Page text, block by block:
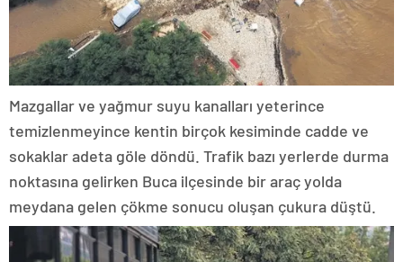
Mazgallar ve yağmur suyu kanalları yeterince
temizlenmeyince kentin birçok kesiminde cadde ve
sokaklar adeta göle döndü. Trafik bazı yerlerde durma
noktasına gelirken Buca ilçesinde bir araç yolda
meydana gelen çökme sonucu oluşan çukura düştü.